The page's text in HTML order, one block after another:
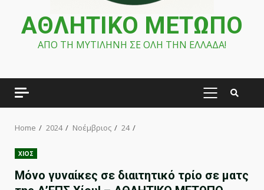
ΑΘΛΗΤΙΚΟ ΜΕΤΩΠΟ
ΑΠΟ ΤΗ ΜΥΤΙΛΗΝΗ ΣΕ ΟΛΗ ΤΗΝ ΕΛΛΑΔΑ!
PRIMARY
Home 2024 Νοέμβριος 24
ΧΙΟΣ
Μόνο γυναίκες σε διαιτητικό τρίο σε ματς